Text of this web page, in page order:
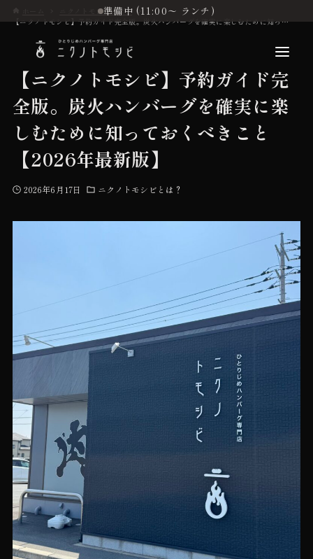
準備中 (11:00〜 ランチ)
こだわり
お品書き
初めての方へ
ニクノトモシビとは？
【ニクノトモシビ】予約ガイド完全版。炭火ハンバーグを確実に楽しむために知っておくべきこと【2026年最新版】
【ニクノトモシビ】予約ガイド完
全版。炭火ハンバーグを確実に楽
しむために知っておくべきこと
【2026年最新版】
2026年6月17日 ニクノトモシビとは？